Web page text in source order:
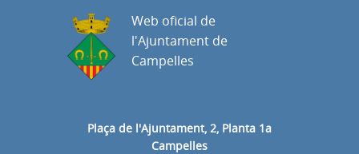
Plaça de l'Ajuntament, 2, Planta 1a
Campelles
Web oficial de
l'Ajuntament de
Campelles